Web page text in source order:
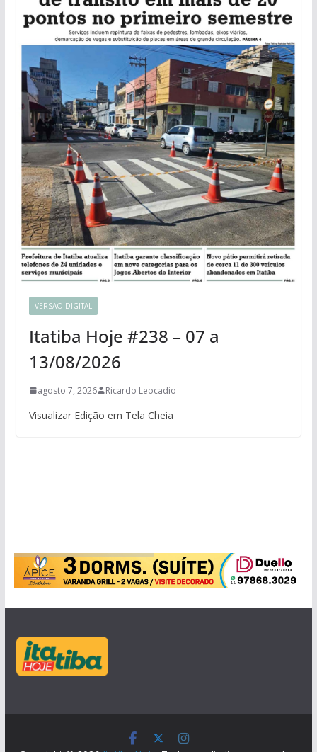
VERSÃO DIGITAL
Itatiba Hoje #238 – 07 a
13/08/2026
agosto 7, 2026 Ricardo Leocadio
Visualizar Edição em Tela Cheia